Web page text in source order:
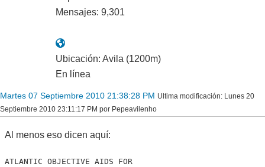
Mensajes: 9,301
Ubicación: Avila (1200m)
En línea
Martes 07 Septiembre 2010 21:38:28 PM Ultima modificación: Lunes 20
Septiembre 2010 23:11:17 PM por Pepeavilenho
Al menos eso dicen aquí:
ATLANTIC OBJECTIVE AIDS FOR